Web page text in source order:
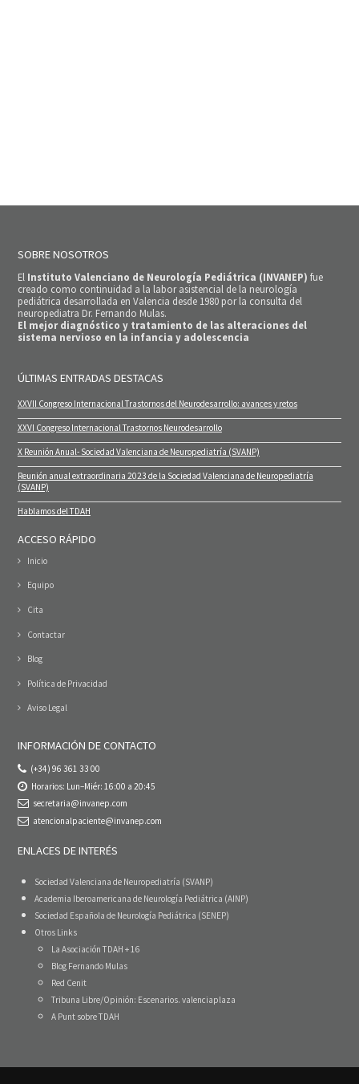
SOBRE NOSOTROS
El Instituto Valenciano de Neurología Pediátrica (INVANEP) fue
creado como continuidad a la labor asistencial de la neurología
pediátrica desarrollada en Valencia desde 1980 por la consulta del
neuropediatra Dr. Fernando Mulas.
El mejor diagnóstico y tratamiento de las alteraciones del
sistema nervioso en la infancia y adolescencia
ÚLTIMAS ENTRADAS DESTACAS
XXVII Congreso Internacional Trastornos del Neurodesarrollo: avances y retos
XXVI Congreso Internacional Trastornos Neurodesarrollo
X Reunión Anual- Sociedad Valenciana de Neuropediatría (SVANP)
Reunión anual extraordinaria 2023 de la Sociedad Valenciana de Neuropediatría
(SVANP)
Hablamos del TDAH
ACCESO RÁPIDO
Inicio
Equipo
Cita
Contactar
Blog
Política de Privacidad
Aviso Legal
INFORMACIÓN DE CONTACTO
(+34) 96 361 33 00
Horarios: Lun–Miér: 16:00 a 20:45
secretaria@invanep.com
atencionalpaciente@invanep.com
ENLACES DE INTERÉS
Sociedad Valenciana de Neuropediatría (SVANP)
Academia Iberoamericana de Neurología Pediátrica (AINP)
Sociedad Española de Neurología Pediátrica (SENEP)
Otros Links
La Asociación TDAH + 16
Blog Fernando Mulas
Red Cenit
Tribuna Libre/Opinión: Escenarios. valenciaplaza
A Punt sobre TDAH